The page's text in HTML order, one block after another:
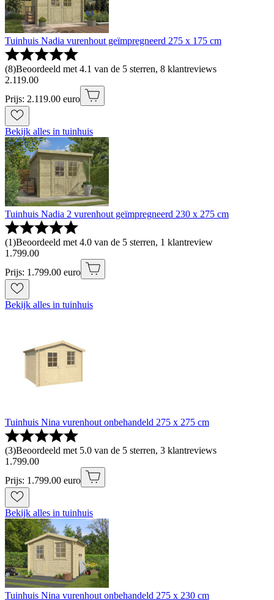
Tuinhuis Nadia vurenhout geïmpregneerd 275 x 175 cm
(8)Beoordeeld met 4.1 van de 5 sterren, 8 klantreviews
2.119.00
Prijs: 2.119.00 euro
Bekijk alles in tuinhuis
Tuinhuis Nadia 2 vurenhout geïmpregneerd 230 x 275 cm
(1)Beoordeeld met 4.0 van de 5 sterren, 1 klantreview
1 .799.00
Prijs: 1.799.00 euro
Bekijk alles in tuinhuis
Tuinhuis Nina vurenhout onbehandeld 275 x 275 cm
(3)Beoordeeld met 5.0 van de 5 sterren, 3 klantreviews
1 .799.00
Prijs: 1.799.00 euro
Bekijk alles in tuinhuis
Tuinhuis Nina vurenhout onbehandeld 275 x 230 cm